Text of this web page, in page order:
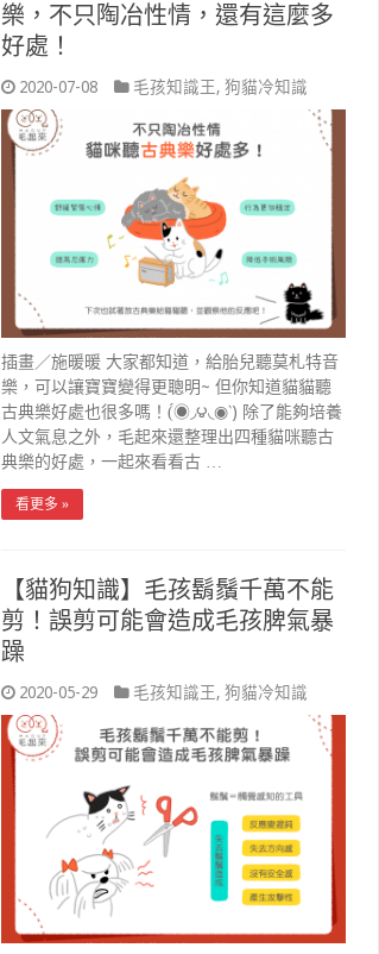
樂，不只陶冶性情，還有這麼多
好處！
2020-07-08 毛孩知識王, 狗貓冷知識
插畫／施暖暖 大家都知道，給胎兒聽莫札特音
樂，可以讓寶寶變得更聰明~ 但你知道貓貓聽
古典樂好處也很多嗎！(́◉◞౪◟◉‵) 除了能夠培養
人文氣息之外，毛起來還整理出四種貓咪聽古
典樂的好處，一起來看看古 …
看更多 »
【貓狗知識】毛孩鬍鬚千萬不能
剪！誤剪可能會造成毛孩脾氣暴
躁
2020-05-29 毛孩知識王, 狗貓冷知識